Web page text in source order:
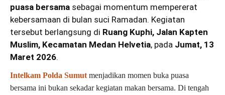
puasa bersama sebagai momentum mempererat
kebersamaan di bulan suci Ramadan. Kegiatan
tersebut berlangsung di Ruang Kuphi, Jalan Kapten
Muslim, Kecamatan Medan Helvetia, pada Jumat, 13
Maret 2026.
Intelkam Polda Sumut menjadikan momen buka puasa
bersama ini bukan sekadar kegiatan makan bersama. Di tengah